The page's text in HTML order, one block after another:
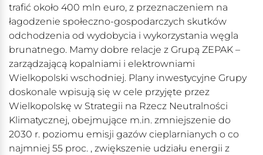
trafić około 400 mln euro, z przeznaczeniem na
łagodzenie społeczno-gospodarczych skutków
odchodzenia od wydobycia i wykorzystania węgla
brunatnego. Mamy dobre relacje z Grupą ZEPAK –
zarządzającą kopalniami i elektrowniami
Wielkopolski wschodniej. Plany inwestycyjne Grupy
doskonale wpisują się w cele przyjęte przez
Wielkopolskę w Strategii na Rzecz Neutralności
Klimatycznej, obejmujące m.in. zmniejszenie do
2030 r. poziomu emisji gazów cieplarnianych o co
najmniej 55 proc. , zwiększenie udziału energii z